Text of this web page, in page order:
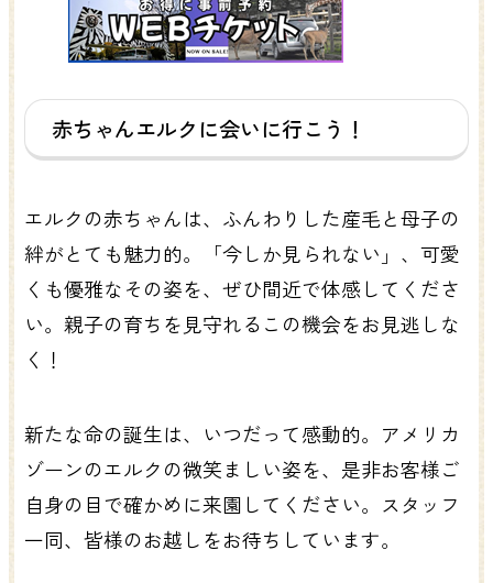
赤ちゃんエルクに会いに行こう！
エルクの赤ちゃんは、ふんわりした産毛と母子の
絆がとても魅力的。「今しか見られない」、可愛
くも優雅なその姿を、ぜひ間近で体感してくださ
い。親子の育ちを見守れるこの機会をお見逃しな
く！
新たな命の誕生は、いつだって感動的。アメリカ
ゾーンのエルクの微笑ましい姿を、是非お客様ご
自身の目で確かめに来園してください。スタッフ
一同、皆様のお越しをお待ちしています。